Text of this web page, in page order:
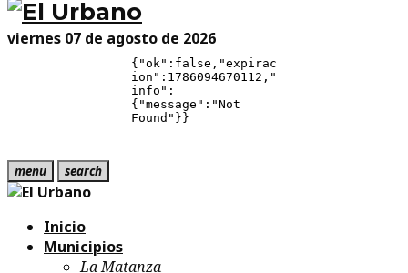
viernes 07 de agosto de 2026
menu search
Inicio
Municipios
La Matanza